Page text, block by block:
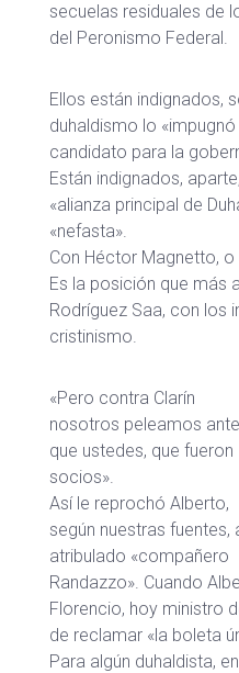
secuelas residuales de
del Peronismo Federal.
Ellos están indignados,
duhaldismo lo
candidato para la
Están indignados,
«alianza principal de
«nefasta».
Con Héctor Magnetto, o
Es la posición que más
Rodríguez Saa, con los
cristinismo.
«Pero contra Clarín
nosotros peleamos
que ustedes, que fueron
socios».
Así le reprochó Alberto,
según nuestras fuentes,
atribulado «compañero
Randazzo». Cuando
Florencio, hoy ministro
de reclamar «la boleta
Para algún duhaldista,